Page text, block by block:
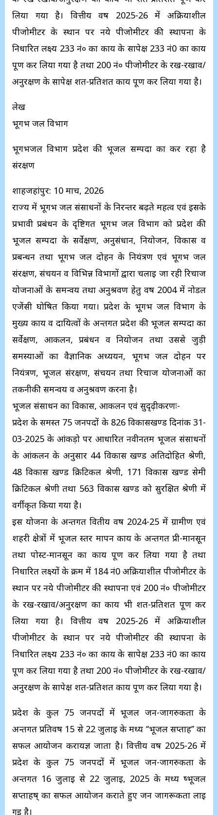
लिया गया है। वित्तीय वर्ष 2025-26 में अक्रियाशील
पीजोमीटर के स्थान पर नये पीजोमीटर की स्थापना के
निर्धारित लक्ष्य 233 नं० का कार्य के सापेक्ष 233 नं0 का कार्य
पूर्ण कर लिया गया है तथा 200 नं० पीजोमीटर के रख-रखाव/
अनुरक्षण के सापेक्ष शत-प्रतिशत कार्य पूर्ण कर लिया गया है।
लेख
भूगर्भ जल विभाग
भूगर्भजल विभाग प्रदेश की भूजल सम्पदा का कर रहा है
संरक्षण
शाहजहांपुर: 10 मार्च, 2026
राज्य में भूगर्भ जल संसाधनों के निरन्तर बढ़ते महत्व एवं इसके
प्रभावी प्रबंधन के दृष्टिगत भूगर्भ जल विभाग को प्रदेश की
भूजल सम्पदा के सर्वेक्षण, अनुसंधान, नियोजन, विकास व
प्रबन्धन तथा भूगर्भ जल दोहन के नियंत्रण एवं भूगर्भ जल
संरक्षण, संचयन व विभिन्न विभागों द्वारा चलाई जा रही रिचार्ज
योजनाओं के समन्वय तथा अनुश्रवण हेतु वर्ष 2004 में नोडल
एजेंसी घोषित किया गया। प्रदेश के भूगर्भ जल विभाग के
मुख्य कार्य व दायित्वों के अन्तर्गत प्रदेश की भूजल सम्पदा का
सर्वेक्षण, आकलन, प्रबंधन व नियोजन तथा उससे जुड़ी
समस्याओं का वैज्ञानिक अध्ययन, भूगर्भ जल दोहन पर
नियंत्रण, भूजल संरक्षण, संचयन तथा रिचार्ज योजनाओं का
तकनीकी समन्वय व अनुश्रवण करना है।
भूजल संसाधन का विकास, आकलन एवं सुदृढ़ीकरणः-
प्रदेश के समस्त 75 जनपदों के 826 विकासखण्ड दिनांक 31-
03-2025 के आंकड़ो पर आधारित नवीनतम भूजल संसाधनों
के आंकलन के अनुसार 44 विकास खण्ड अतिदोहित श्रेणी,
48 विकास खण्ड क्रिटिकल श्रेणी, 171 विकास खण्ड सेमी
क्रिटिकल श्रेणी तथा 563 विकास खण्ड को सुरक्षित श्रेणी में
वर्गीकृत किया गया है।
इस योजना के अन्तर्गत वितीय वर्ष 2024-25 में ग्रामीण एवं
शहरी क्षेत्रों में भूजल स्तर मापन कार्य के अन्तर्गत प्री-मानसून
तथा पोस्ट-मानसून का कार्य पूर्ण कर लिया गया है तथा
निर्धारित लक्ष्यों के क्रम में 184 नं0 अक्रियाशील पीजोमीटर के
स्थान पर नये पीजोमीटर की स्थापना एवं 200 नं० पीजोमीटर
के रख-रखाव/अनुरक्षण का कार्य भी शत-प्रतिशत पूर्ण कर
लिया गया है। वित्तीय वर्ष 2025-26 में अक्रियाशील
पीजोमीटर के स्थान पर नये पीजोमीटर की स्थापना के
निर्धारित लक्ष्य 233 नं० का कार्य के सापेक्ष 233 नं0 का कार्य
पूर्ण कर लिया गया है तथा 200 नं० पीजोमीटर के रख-रखाव/
अनुरक्षण के सापेक्ष शत-प्रतिशत कार्य पूर्ण कर लिया गया है।
प्रदेश के कुल 75 जनपदों में भूजल जन-जागरुकता के
अन्तर्गत प्रतिवर्ष 15 से 22 जुलाई के मध्य ‘‘भूजल सप्ताह’’ का
सफल आयोजन करायज्ञ जाता है। वित्तीय वर्ष 2025-26 में
प्रदेश के कुल 75 जनपदों में भूजल जन-जागरुकता के
अन्तर्गत 16 जुलाई से 22 जुलाई, 2025 के मध्य ष्भूजल
सप्ताहष् का सफल आयोजन कराते हुए जन जागरूकता लाई
गई है।